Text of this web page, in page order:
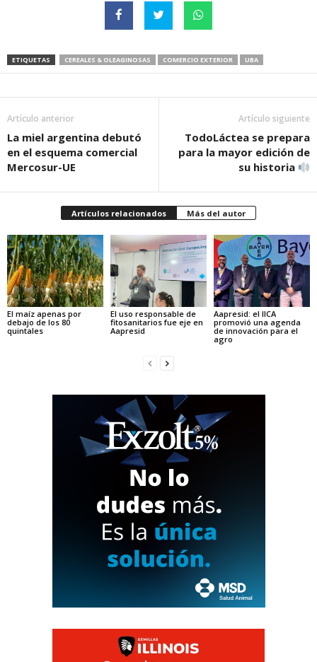
ETIQUETAS CEREALES & OLEAGINOSAS COMERCIO EXTERIOR UBA
Artículo anterior
La miel argentina debutó
en el esquema comercial
Mercosur-UE
Artículo siguiente
TodoLáctea se prepara
para la mayor edición de
su historia
Artículos relacionados Más del autor
El maíz apenas por
debajo de los 80
quintales
El uso responsable de
fitosanitarios fue eje en
Aapresid
Aapresid: el IICA
promovió una agenda
de innovación para el
agro